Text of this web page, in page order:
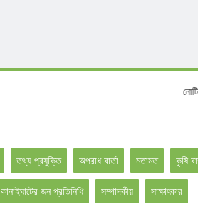
নোটিশ :
তথ্য প্রযুক্তি অপরাধ বার্তা মতামত কৃষি
কানাইঘাটের জন প্রতিনিধি সম্পাদকীয় সাক্ষাৎকার